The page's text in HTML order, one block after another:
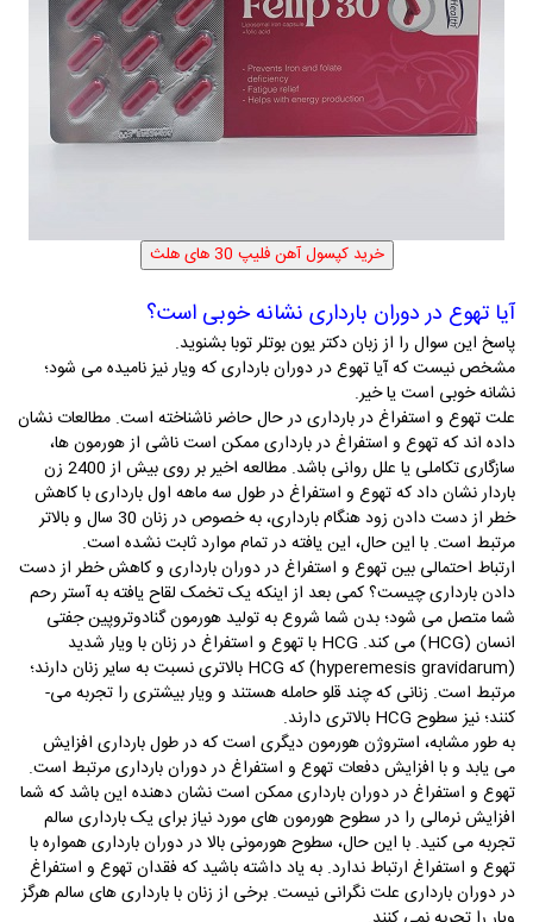
آیا تهوع در دوران بارداری نشانه­ خوبی است؟
پاسخ این سوال را از زبان دکتر یون بوتلر توبا بشنوید.
مشخص نیست که آیا تهوع در دوران بارداری که ویار نیز نامیده می­ شود؛
نشانه­ خوبی است یا خیر.
علت تهوع و استفراغ در بارداری در حال حاضر ناشناخته است. مطالعات نشان
داده­ اند که تهوع و استفراغ در بارداری ممکن است ناشی از هورمون­ ها،
سازگاری تکاملی یا علل روانی باشد. مطالعه­ اخیر بر روی بیش از 2400 زن
باردار نشان داد که تهوع و استفراغ در طول سه ماهه­ اول بارداری با کاهش
خطر از دست دادن زود هنگام بارداری، به خصوص در زنان 30 سال و بالاتر
مرتبط است. با این حال، این یافته در تمام موارد ثابت نشده است.
ارتباط احتمالی بین تهوع و استفراغ در دوران بارداری و کاهش خطر از دست
دادن بارداری چیست؟ کمی بعد از اینکه یک تخمک لقاح ­یافته به آستر رحم
شما متصل می ­شود؛ بدن شما شروع به تولید هورمون گنادوتروپین جفتی
انسان (HCG) می­ کند. HCG با تهوع و استفراغ در زنان با ویار شدید
(hyperemesis gravidarum) که HCG بالاتری نسبت به سایر زنان دارند؛
مرتبط است. زنانی که چند قلو حامله هستند و ویار بیشتری را تجربه می­
کنند؛ نیز سطوح HCG بالاتری دارند.
به طور مشابه، استروژن هورمون دیگری است که در طول بارداری افزایش
می­ یابد و با افزایش دفعات تهوع و استفراغ در دوران بارداری مرتبط است.
تهوع و استفراغ در دوران بارداری ممکن است نشان­ دهنده­ این باشد که شما
افزایش نرمالی را در سطوح هورمون­ های مورد نیاز برای یک بارداری سالم
تجربه می­ کنید. با این حال، سطوح هورمونی بالا در دوران بارداری همواره با
تهوع و استفراغ ارتباط ندارد. به یاد داشته باشید که فقدان تهوع و استفراغ
در دوران بارداری علت نگرانی نیست. برخی از زنان با بارداری­ های سالم هرگز